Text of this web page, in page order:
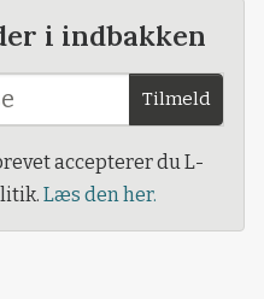
i indbakken
Tilmeld
accepterer du L-
Læs den her.